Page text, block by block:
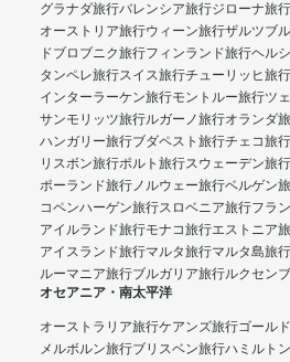
グラナダ旅行バレンシア旅行ジローナ旅行
オーストリア旅行ウィーン旅行ザルツブ
ドブロブニク旅行フィンランド旅行ヘル
タンペレ旅行スイス旅行チューリッヒ旅行
インターラーケン旅行モントルー旅行ツ
サンモリッツ旅行ルガーノ旅行オランダ
ハンガリー旅行ブダペスト旅行チェコ旅行
リスボン旅行ポルト旅行スウェーデン旅行
ポーランド旅行ノルウェー旅行ベルゲン
コペンハーゲン旅行スロベニア旅行フラ
アイルランド旅行モナコ旅行エストニア
アイスランド旅行マルタ旅行マルタ島旅行
ルーマニア旅行ブルガリア旅行ルクセン
オセアニア・南太平洋
オーストラリア旅行ケアンズ旅行ゴール
メルボルン旅行ブリスベン旅行ハミルト